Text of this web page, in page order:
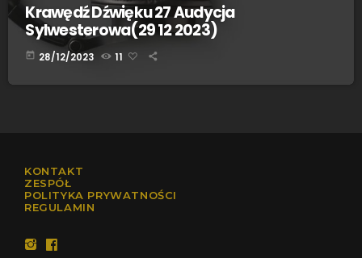
Krawędź Dźwięku 27 Audycja
Sylwesterowa(29 12 2023)
today 28/12/2023 11
KONTAKT
ZESPÓŁ
POLITYKA PRYWATNOŚCI
REGULAMIN